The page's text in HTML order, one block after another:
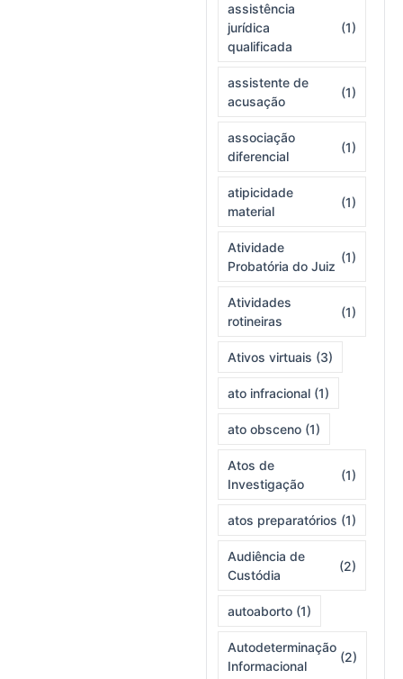
assistência
jurídica
qualificada
(1)
assistente de
acusação
(1)
associação
diferencial
(1)
atipicidade
material
(1)
Atividade
Probatória do Juiz
(1)
Atividades
rotineiras
(1)
Ativos virtuais (3)
ato infracional (1)
ato obsceno (1)
Atos de
Investigação
(1)
atos preparatórios (1)
Audiência de
Custódia
(2)
autoaborto (1)
Autodeterminação
Informacional
(2)